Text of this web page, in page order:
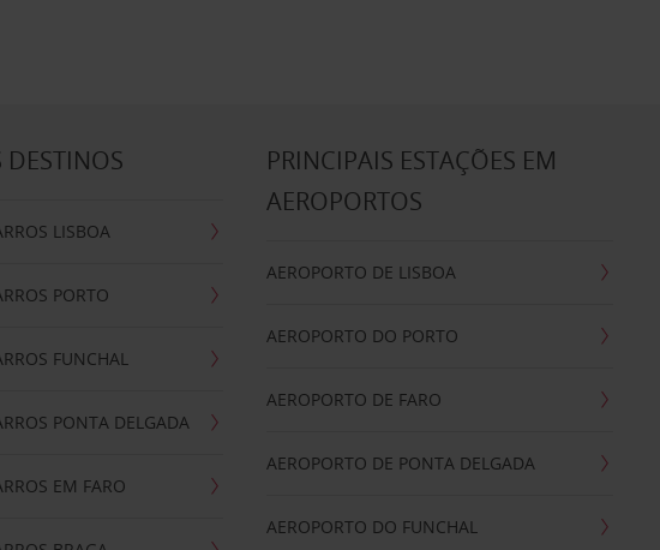
DESTINOS
LISBOA
PORTO
FUNCHAL
PONTA DELGADA
EM FARO
PRINCIPAIS ESTAÇÕES EM
AEROPORTOS
AEROPORTO DE LISBOA
AEROPORTO DO PORTO
AEROPORTO DE FARO
AEROPORTO DE PONTA DELGADA
AEROPORTO DO FUNCHAL